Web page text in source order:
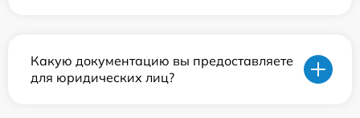
Какую документацию вы предоставляете
для юридических лиц?